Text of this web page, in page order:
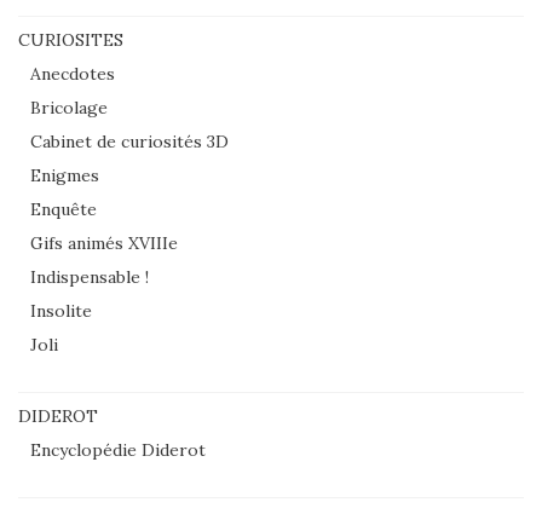
CURIOSITES
Anecdotes
Bricolage
Cabinet de curiosités 3D
Enigmes
Enquête
Gifs animés XVIIIe
Indispensable !
Insolite
Joli
DIDEROT
Encyclopédie Diderot